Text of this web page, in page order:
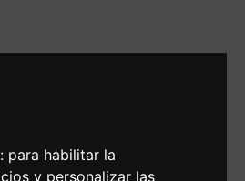
para habilitar la
y personalizar las